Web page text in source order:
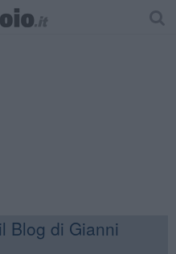
Blog di Gianni